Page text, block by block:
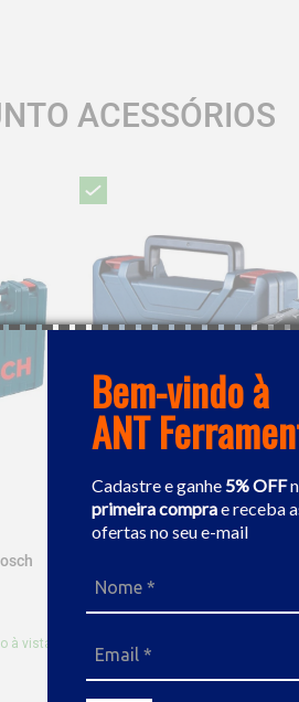
Bem-vindo à
ANT
Cadastre e ganhe 5% OFF
primeira comprae receba
ofertas no seu e-mail
ACESSÓRIOS
à vista
Bosch GSB 12V-30
R$ 933,25